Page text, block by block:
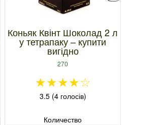
Коньяк Квінт Шоколад 2 л
у тетрапаку – купити
вигідно
270
★★★★☆
3.5 (4 голосів)
Количество